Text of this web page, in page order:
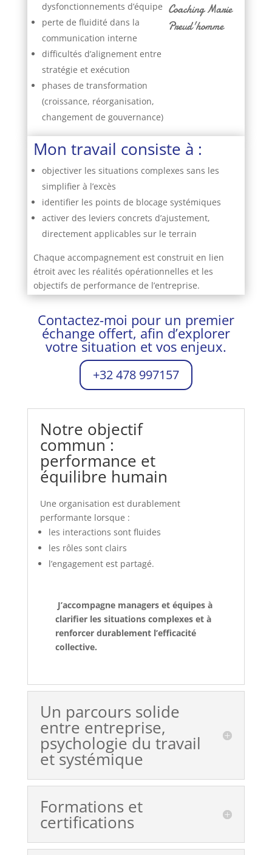
dysfonctionnements d’équipe
perte de fluidité dans la
communication interne
difficultés d’alignement entre
stratégie et exécution
phases de transformation
(croissance, réorganisation,
changement de gouvernance)
Coaching Marie
Preud'homme
Mon travail consiste à :
objectiver les situations complexes sans les
simplifier à l’excès
identifier les points de blocage systémiques
activer des leviers concrets d’ajustement,
directement applicables sur le terrain
Chaque accompagnement est construit en lien
étroit avec les réalités opérationnelles et les
objectifs de performance de l’entreprise.
Contactez-moi pour un premier
échange offert, afin d’explorer
votre situation et vos enjeux.
+32 478 997157
Notre objectif
commun :
performance et
équilibre humain
Une organisation est durablement
performante lorsque :
les interactions sont fluides
les rôles sont clairs
l’engagement est partagé.
J’accompagne managers et équipes à
clarifier les situations complexes et à
renforcer durablement l’efficacité
collective.
Un parcours solide
entre entreprise,
psychologie du travail
et systémique
Formations et
certifications